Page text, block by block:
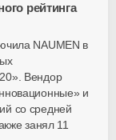
рейтинга
NAUMEN в
Вендор
и
со средней
занял 11